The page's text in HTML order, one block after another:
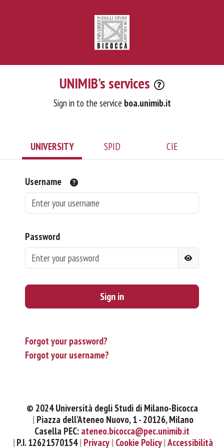
UNIMIB's services
Sign in to the service boa.unimib.it
UNIVERSITY SPID CIE
Username
Password
Sign in
Forgot your password?
Forgot your username?
© 2024 Università degli Studi di Milano-Bicocca
Piazza dell'Ateneo Nuovo, 1 - 20126, Milano
Casella PEC: ateneo.bicocca@pec.unimib.it
P.I. 12621570154 Privacy Cookie Policy Accessibilità